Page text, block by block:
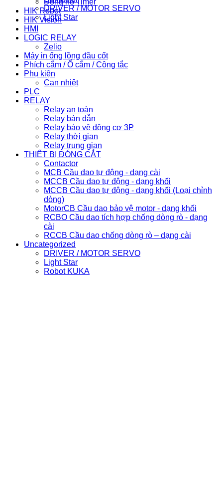
DRIVER / MOTOR SERVO
Light Star
HIK Robot
HIK Vision
HMI
LOGIC RELAY
Zelio
Máy in ống lồng đầu cốt
Phích cắm / Ổ cắm / Công tắc
Phụ kiện
Can nhiệt
PLC
RELAY
Relay an toàn
Relay bán dẫn
Relay bảo vệ động cơ 3P
Relay thời gian
Relay trung gian
THIẾT BỊ ĐÓNG CẮT
Contactor
MCB Cầu dao tự động - dạng cài
MCCB Cầu dao tự động - dạng khối
MCCB Cầu dao tự động - dạng khối (Loại chỉnh
dòng)
MotorCB Cầu dao bảo vệ motor - dạng khối
RCBO Cầu dao tích hợp chống dòng rò - dạng
cài
RCCB Cầu dao chống dòng rò – dạng cài
Uncategorized
DRIVER / MOTOR SERVO
Light Star
Robot KUKA